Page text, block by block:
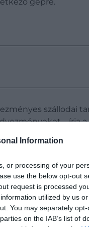
Information
or processing of your
use the below opt-out
request is processed
utilized by us
You may separately
on the IAB’s list of
szállodai
– írja a
ilyen
akkor közvetlenül
egy helyi
múzeumi